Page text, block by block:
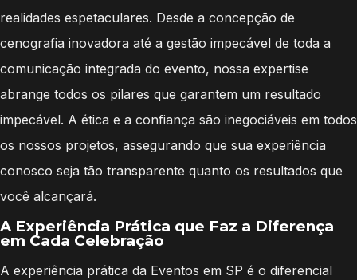
realidades espetaculares. Desde a concepção de
cenografia inovadora até a gestão impecável de toda a
comunicação integrada do evento, nossa expertise
abrange todos os pilares que garantem um resultado
impecável. A ética e a confiança são inegociáveis em todos
os nossos projetos, assegurando que sua experiência
conosco seja tão transparente quanto os resultados que
você alcançará.
A Experiência Prática que Faz a Diferença
em Cada Celebração
A experiência prática da Eventos em SP é o diferencial